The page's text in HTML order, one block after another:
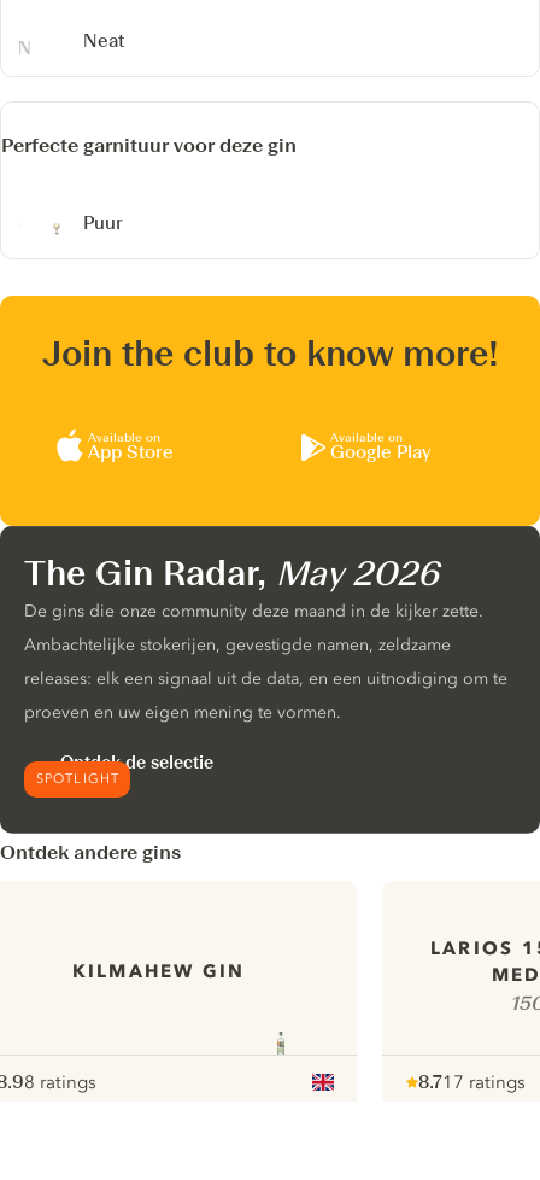
Neat
Perfecte garnituur voor deze gin
Puur
Join the club to know more!
Available on
App Store
Available on
Google Play
SPOTLIGHT
The Gin Radar, May 2026
De gins die onze community deze maand in de kijker zette.
Ambachtelijke stokerijen, gevestigde namen, zeldzame
releases: elk een signaal uit de data, en een uitnodiging om te
proeven en uw eigen mening te vormen.
Ontdek de selectie
Ontdek andere gins
KILMAHEW GIN
8 ratings
LARIOS
8.717 ratings